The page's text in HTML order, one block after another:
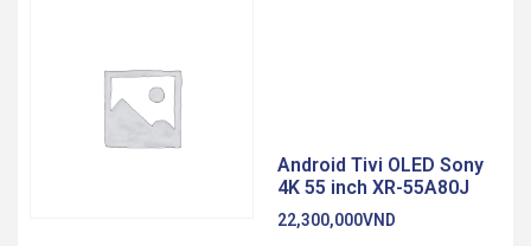
Android Tivi OLED Sony
4K 55 inch XR-55A80J
22,300,000VND